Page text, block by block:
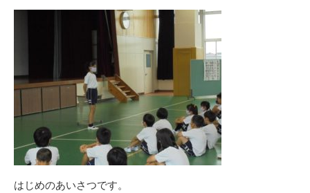
はじめのあいさつです。